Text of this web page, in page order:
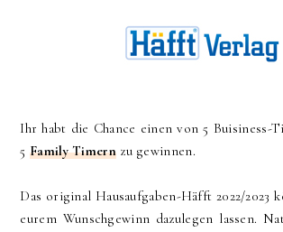
Ihr habt die Chance einen von 5 Buisiness-
5Family Timernzu gewinnen.
Das original Hausaufgaben-Häfft 2022/2023
eurem Wunschgewinn dazulegen lassen.